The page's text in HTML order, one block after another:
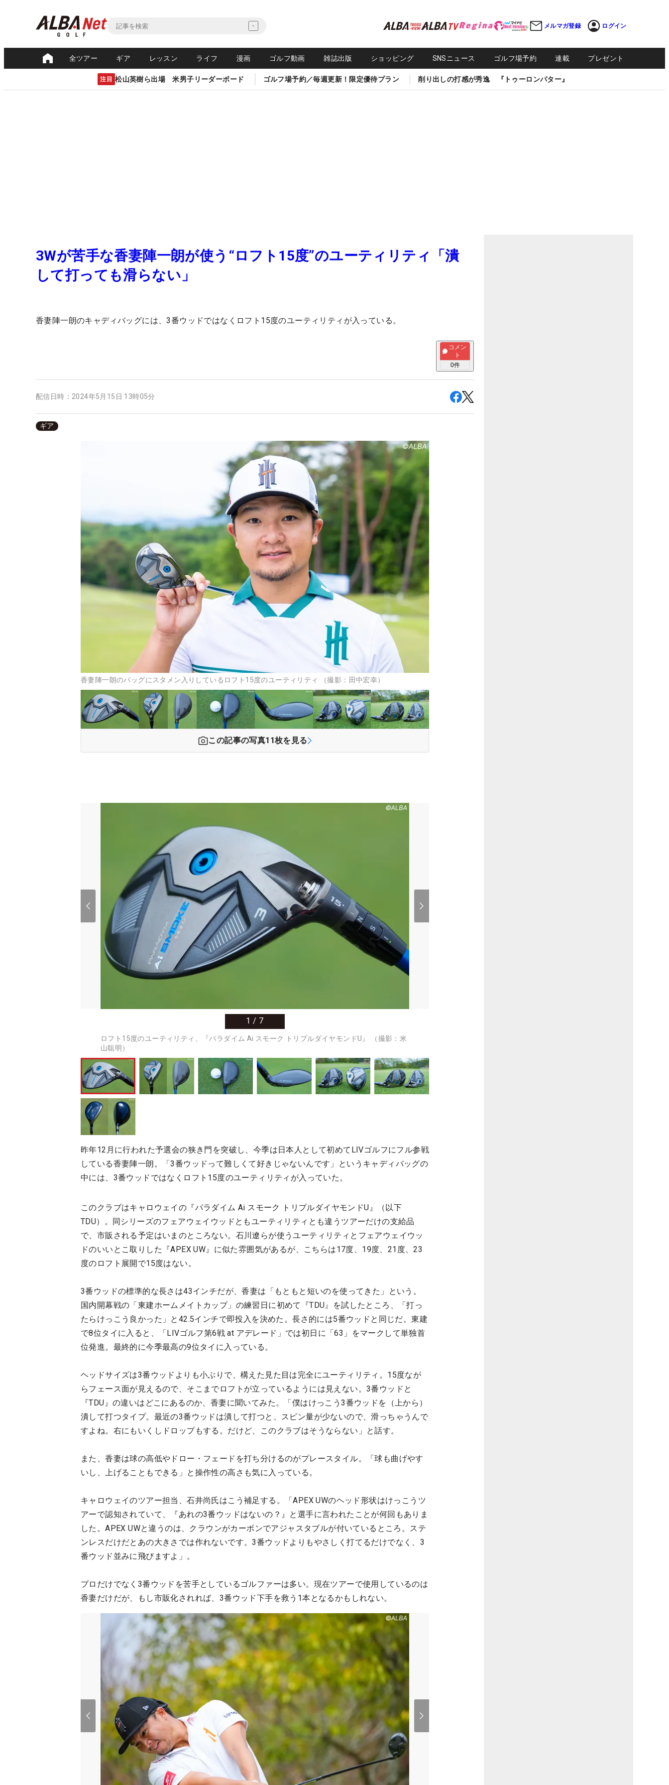
メルマガ登録 ログイン
全ツアー ギア レッスン ライフ 漫画 ゴルフ動画 雑誌出版 ショッピング SNSニュース ゴルフ場予約 連載 プレゼント
注目 松山英樹ら出場 米男子リーダーボード ゴルフ場予約／毎週更新！限定優待プラン 削り出しの打感が秀逸 『トゥーロンパター』
3Wが苦手な香妻陣一朗が使う“ロフト15度”のユーティリティ「潰
して打っても滑らない」
香妻陣一朗のキャディバッグには、3番ウッドではなくロフト15度のユーティリティが入っている。
コメン
ト
0件
配信日時： 2024年5月15日 13時05分
ギア
香妻陣一朗のバッグにスタメン入りしているロフト15度のユーティリティ （撮影：田中宏幸）
この記事の写真11枚を見る
1 / 7
ロフト15度のユーティリティ、『パラダイム Ai スモーク トリプルダイヤモンドU』 （撮影：米
山聡明）
昨年12月に行われた予選会の狭き門を突破し、今季は日本人として初めてLIVゴルフにフル参戦
している香妻陣一朗。「3番ウッドって難しくて好きじゃないんです」というキャディバッグの
中には、3番ウッドではなくロフト15度のユーティリティが入っていた。
このクラブはキャロウェイの『パラダイム Ai スモーク トリプルダイヤモンドU』（以下
TDU）。同シリーズのフェアウェイウッドともユーティリティとも違うツアーだけの支給品
で、市販される予定はいまのところない。石川遼らが使うユーティリティとフェアウェイウッ
ドのいいとこ取りした『APEX UW』に似た雰囲気があるが、こちらは17度、19度、21度、23
度のロフト展開で15度はない。
3番ウッドの標準的な長さは43インチだが、香妻は「もともと短いのを使ってきた」という。
国内開幕戦の「東建ホームメイトカップ」の練習日に初めて『TDU』を試したところ、「打っ
たらけっこう良かった」と42.5インチで即投入を決めた。長さ的には5番ウッドと同じだ。東建
で8位タイに入ると、「LIVゴルフ第6戦 at アデレード」では初日に「63」をマークして単独首
位発進。最終的に今季最高の9位タイに入っている。
ヘッドサイズは3番ウッドよりも小ぶりで、構えた見た目は完全にユーティリティ。15度なが
らフェース面が見えるので、そこまでロフトが立っているようには見えない。3番ウッドと
『TDU』の違いはどこにあるのか、香妻に聞いてみた。「僕はけっこう3番ウッドを（上から）
潰して打つタイプ。最近の3番ウッドは潰して打つと、スピン量が少ないので、滑っちゃうんで
すよね。右にもいくしドロップもする。だけど、このクラブはそうならない」と話す。
また、香妻は球の高低やドロー・フェードを打ち分けるのがプレースタイル。「球も曲げやす
いし、上げることもできる」と操作性の高さも気に入っている。
キャロウェイのツアー担当、石井尚氏はこう補足する。「APEX UWのヘッド形状はけっこうツ
アーで認知されていて、『あれの3番ウッドはないの？』と選手に言われたことが何回もありま
した。APEX UWと違うのは、クラウンがカーボンでアジャスタブルが付いているところ。ステ
ンレスだけだとあの大きさでは作れないです。3番ウッドよりもやさしく打てるだけでなく、3
番ウッド並みに飛びますよ」。
プロだけでなく3番ウッドを苦手としているゴルファーは多い。現在ツアーで使用しているのは
香妻だけだが、もし市販化されれば、3番ウッド下手を救う1本となるかもしれない。